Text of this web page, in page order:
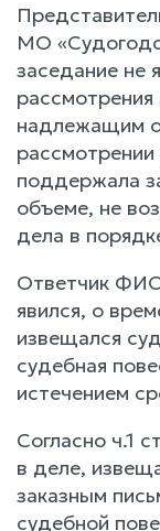
МО
заседание не
надлежащим
поддержала
объеме, не
дела в
Ответчик
явился, о
извещался
судебная
истечением
Согласно ч.1
в деле,
заказным
судебной